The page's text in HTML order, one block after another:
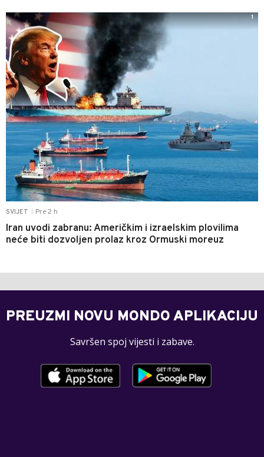
SVIJET Pre 2 h
Iran uvodi zabranu: Američkim i izraelskim plovilima
neće biti dozvoljen prolaz kroz Ormuski moreuz
1
PREUZMI NOVU MONDO APLIKACIJU
Savršen spoj vijesti i zabave.